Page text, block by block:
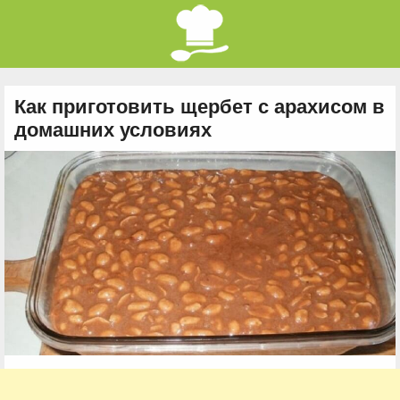
Как приготовить щербет с арахисом в
домашних условиях